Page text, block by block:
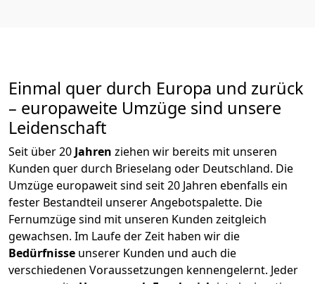
Einmal quer durch Europa und zurück
– europaweite Umzüge sind unsere
Leidenschaft
Seit über20 Jahren ziehen wir bereits mit unseren
Kunden quer durch Brieselang oder Deutschland. Die
Umzüge europaweit sind seit20 Jahren ebenfalls ein
fester Bestandteil unserer Angebotspalette. Die
Fernumzüge sind mit unseren Kunden zeitgleich
gewachsen. Im Laufe der Zeit haben wir die
Bedürfnisse unserer Kunden und auch die
verschiedenen Voraussetzungen kennengelernt. Jeder